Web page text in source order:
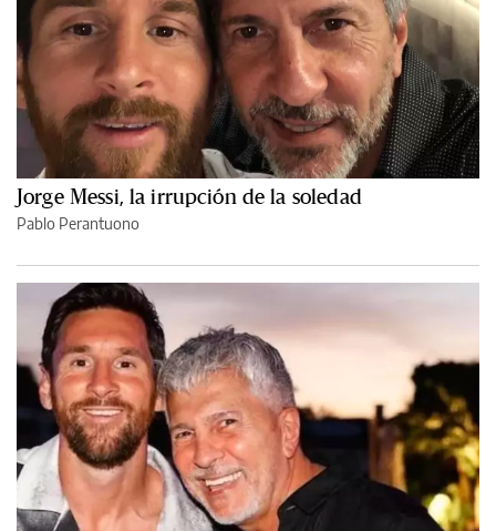
Jorge Messi, la irrupción de la soledad
Pablo Perantuono